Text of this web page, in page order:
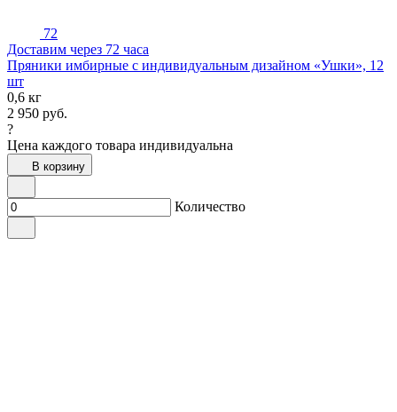
72
Доставим через 72 часа
Пряники имбирные с индивидуальным дизайном «Ушки», 12
шт
0,6 кг
2 950 руб.
?
Цена каждого товара индивидуальна
В корзину
Количество